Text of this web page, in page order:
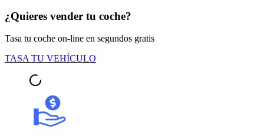
¿Quieres vender tu coche?
Tasa tu coche on-line en segundos gratis
TASA TU VEHÍCULO